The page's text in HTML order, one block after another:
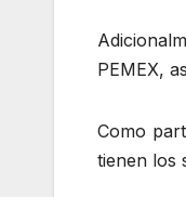
PEMEX,
Como
tienen los